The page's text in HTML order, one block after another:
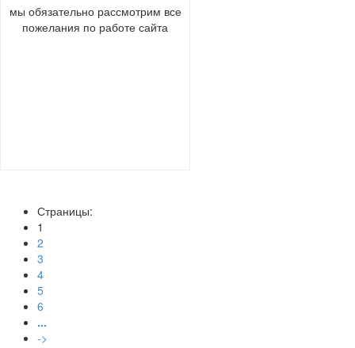
мы обязательно рассмотрим все
пожелания по работе сайта
Страницы:
1
2
3
4
5
6
...
->